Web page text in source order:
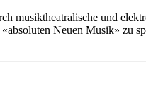
musiktheatralische und
Neuen Musik» zu